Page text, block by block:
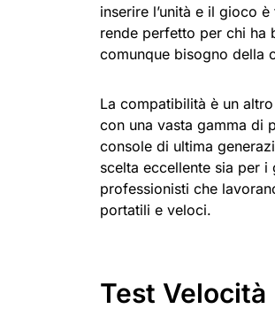
inserire l’unità e il gioco
rende perfetto per chi ha
comunque bisogno della
La compatibilità è un
con una vasta gamma di
console di ultima
scelta eccellente sia per
professionisti che
portatili e veloci.
Test Velocità